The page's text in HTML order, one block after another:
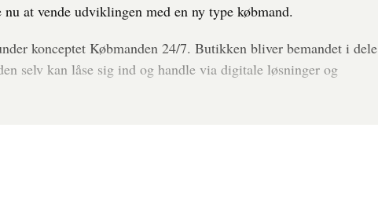
at vende udviklingen med en ny type købmand.
konceptet Købmanden 24/7. Butikken bliver bemandet i dele
selv kan låse sig ind og handle via digitale løsninger og